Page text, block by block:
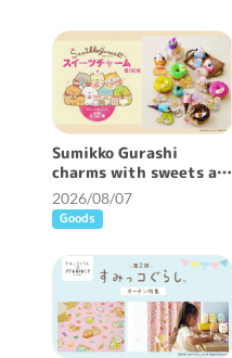
Sumikko Gurashi
charms with sweets are
now available ♪
2026/08/07
Goods